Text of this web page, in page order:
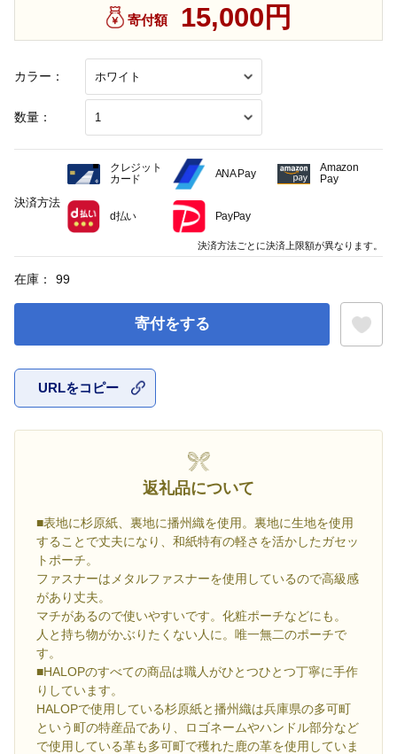
カラー：
数量：
寄付額 15,000円
在庫： 99
寄付をする
URLをコピー
返礼品について
■表地に杉原紙、裏地に播州織を使用。裏地に生地を使用
することで丈夫になり、和紙特有の軽さを活かしたガセッ
トポーチ。
ファスナーはメタルファスナーを使用しているので高級感
があり丈夫。
マチがあるので使いやすいです。化粧ポーチなどにも。
人と持ち物がかぶりたくない人に。唯一無二のポーチで
す。
■HALOPのすべての商品は職人がひとつひとつ丁寧に手作
りしています。
HALOPで使用している杉原紙と播州織は兵庫県の多可町
という町の特産品であり、ロゴネームやハンドル部分など
で使用している革も多可町で穫れた鹿の革を使用していま
決済方法
クレジット
カード
ANA Pay
Amazon
Pay
d払い PayPay
決済方法ごとに決済上限額が異なります。